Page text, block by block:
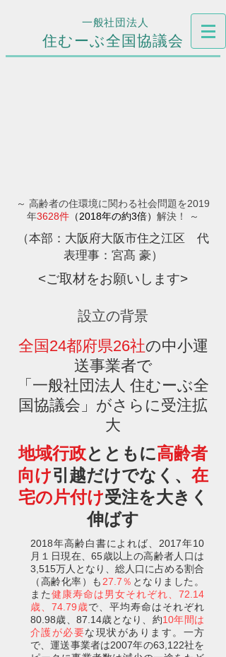
住むーぶ全国協議会
一般社団法人
～ 高齢者の住環境に関わる社会問題を2019
年3628件 （2018年の約3倍） 解決！ ～
（本部：大阪府大阪市住之江区 代
表理事：宮髙 豪）
<ご取材をお願いします>
設立の背景
全国24都府県26社の中小運
送事業者で
「一般社団法人 住むーぶ全
国協議会」がさらに受注拡
大
地域行政とともに高齢者
向け引越だけでなく、 在
宅の片付け受注を大きく
伸ばす
2018年高齢白書によれば、2017年10
月１日現在、65歳以上の高齢者人口は
3,515万人となり、総人口に占める割合
（高齢化率）も 27.7％ となりました。
また健康寿命は男女それぞれ、72.14
歳、74.79歳で、平均寿命はそれぞれ
80.98歳、87.14歳となり、約10年間は
介護が必要な現状があります。一方
で、運送事業者は2007年の63,122社を